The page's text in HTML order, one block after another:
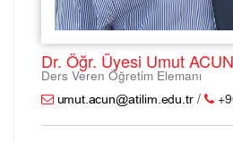
Dr. Öğr. Üyesi Umut ACUN
Ders Veren Öğretim Elemanı
/